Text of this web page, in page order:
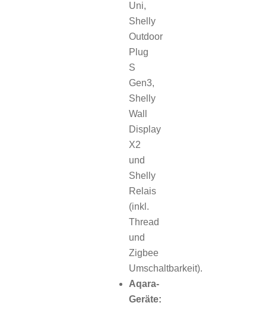
Uni,
Shelly
Outdoor
Plug
S
Gen3,
Shelly
Wall
Display
X2
und
Shelly
Relais
(inkl.
Thread
und
Zigbee
Umschaltbarkeit).
Aqara-
Geräte: